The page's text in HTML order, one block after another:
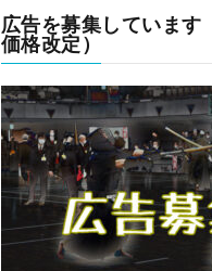
広告を募集しています
価格改定）